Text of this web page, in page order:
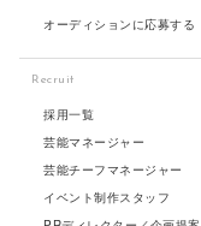
オーディションに応募する
Recruit
採用一覧
芸能マネージャー
芸能チーフマネージャー
イベント制作スタッフ